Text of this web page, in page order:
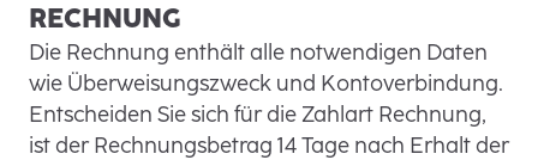
RECHNUNG
Die Rechnung enthält alle notwendigen Daten
wie Überweisungszweck und Kontoverbindung.
Entscheiden Sie sich für die Zahlart Rechnung,
ist der Rechnungsbetrag 14 Tage nach Erhalt der